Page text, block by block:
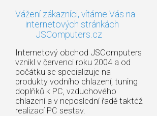
Vážení zákazníci, vítáme Vás na
internetových stránkách
JSComputers.cz
Internetový obchod JSComputers
vznikl v červenci roku 2004 a od
počátku se specializuje na
produkty vodního chlazení, tuning
doplňků k PC, vzduchového
chlazení a v neposlední řadě taktéž
realizací PC sestav.